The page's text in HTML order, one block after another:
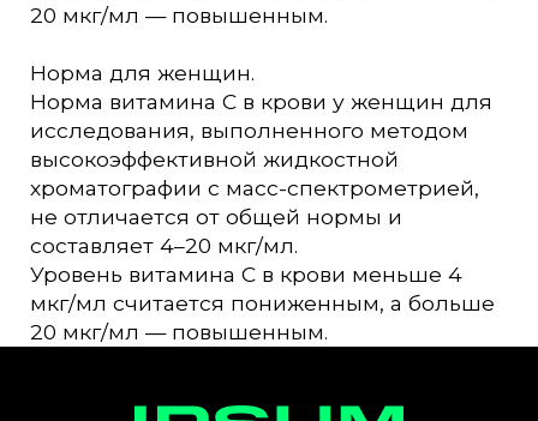
20 мкг/мл — повышенным.
Норма для женщин.
Норма витамина C в крови у женщин для
исследования, выполненного методом
высокоэффективной жидкостной
хроматографии с масс-спектрометрией,
не отличается от общей нормы и
составляет 4–20 мкг/мл.
Уровень витамина C в крови меньше 4
мкг/мл считается пониженным, а больше
20 мкг/мл — повышенным.